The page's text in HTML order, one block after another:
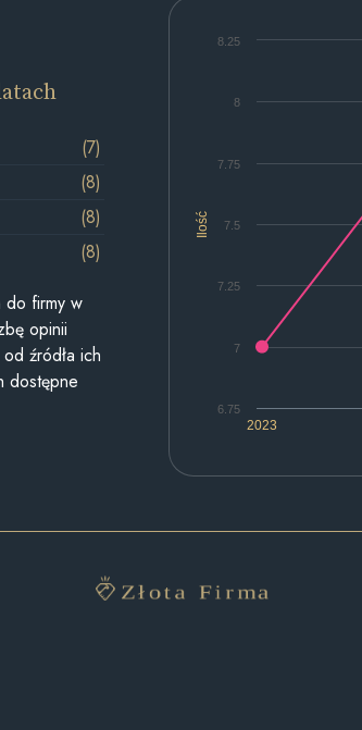
Ilość
2023
6.75
7
7.25
7.5
7.75
8
8.25
(7)
(8)
(8)
(8)
do firmy w
opinii
źródła ich
dostępne